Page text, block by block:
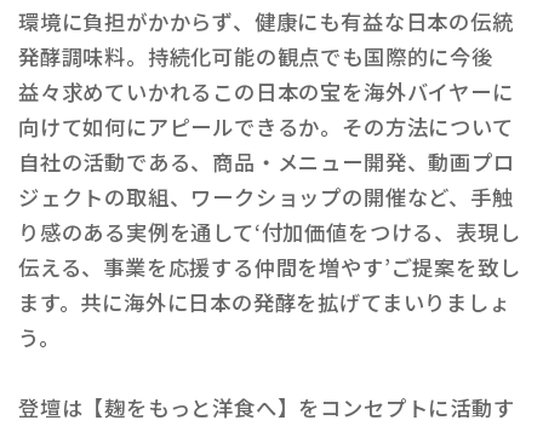
環境に負担がかからず、健康にも有益な日本の伝統
発酵調味料。持続化可能の観点でも国際的に今後
益々求めていかれるこの日本の宝を海外バイヤーに
向けて如何にアピールできるか。その方法について
自社の活動である、商品・メニュー開発、動画プロ
ジェクトの取組、ワークショップの開催など、手触
り感のある実例を通して‘付加価値をつける、表現し
伝える、事業を応援する仲間を増やす’ご提案を致し
ます。共に海外に日本の発酵を拡げてまいりましょ
う。
登壇は【麹をもっと洋食へ】をコンセプトに活動す